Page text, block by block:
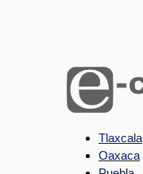
Tlaxcala
Oaxaca